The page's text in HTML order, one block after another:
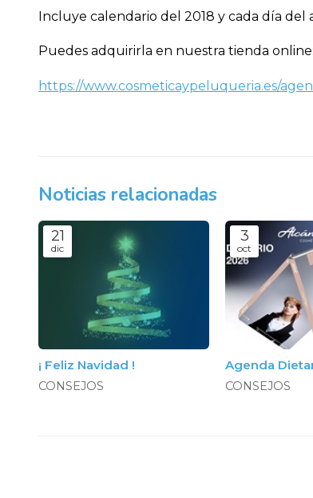
Incluye calendario del 2018 y cada día
Puedes adquirirla en nuestra tienda online:
https://www.cosmeticaypeluqueria.es/
Noticias relacionadas
21
dic
¡ Feliz Navidad !
CONSEJOS
3
oct
Agenda
CONSEJOS